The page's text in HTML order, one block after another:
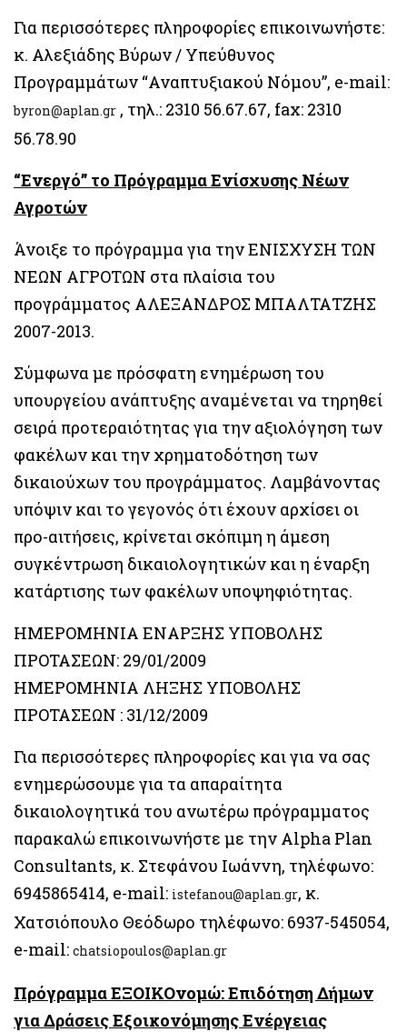
Για περισσότερες πληροφορίες επικοινωνήστε:
κ. Αλεξιάδης Βύρων / Υπεύθυνος
Προγραμμάτων “Αναπτυξιακού Νόμου”, e-mail:
byron@aplan.gr , τηλ.: 2310 56.67.67, fax: 2310
56.78.90
“Ενεργό” το Πρόγραμμα Ενίσχυσης Νέων
Αγροτών
Άνοιξε το πρόγραμμα για την ΕΝΙΣΧΥΣΗ ΤΩΝ
ΝΕΩΝ ΑΓΡΟΤΩΝ στα πλαίσια του
προγράμματος ΑΛΕΞΑΝΔΡΟΣ ΜΠΑΛΤΑΤΖΗΣ
2007-2013.
Σύμφωνα με πρόσφατη ενημέρωση του
υπουργείου ανάπτυξης αναμένεται να τηρηθεί
σειρά προτεραιότητας για την αξιολόγηση των
φακέλων και την χρηματοδότηση των
δικαιούχων του προγράμματος. Λαμβάνοντας
υπόψιν και το γεγονός ότι έχουν αρχίσει οι
προ-αιτήσεις, κρίνεται σκόπιμη η άμεση
συγκέντρωση δικαιολογητικών και η έναρξη
κατάρτισης των φακέλων υποψηφιότητας.
ΗΜΕΡΟΜΗΝΙΑ ΕΝΑΡΞΗΣ ΥΠΟΒΟΛΗΣ
ΠΡΟΤΑΣΕΩΝ: 29/01/2009
ΗΜΕΡΟΜΗΝΙΑ ΛΗΞΗΣ ΥΠΟΒΟΛΗΣ
ΠΡΟΤΑΣΕΩΝ : 31/12/2009
Για περισσότερες πληροφορίες και για να σας
ενημερώσουμε για τα απαραίτητα
δικαιολογητικά του ανωτέρω πρόγραμματος
παρακαλώ επικοινωνήστε με την Alpha Plan
Consultants, κ. Στεφάνου Ιωάννη, τηλέφωνο:
6945865414, e-mail: istefanou@aplan.gr, κ.
Χατσιόπουλο Θεόδωρο τηλέφωνο: 6937-545054,
e-mail: chatsiopoulos@aplan.gr
Πρόγραμμα ΕΞΟΙΚΟνομώ: Επιδότηση Δήμων
για Δράσεις Εξοικονόμησης Ενέργειας